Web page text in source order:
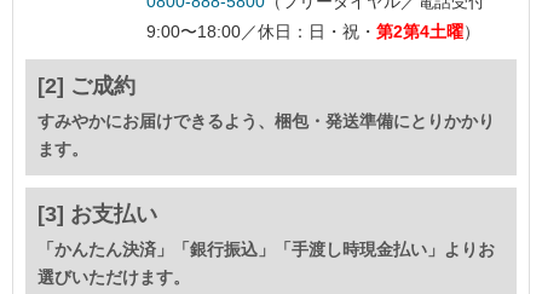
9:00〜18:00／休日：日・祝・ 第2第4土曜）
[2] ご成約
すみやかにお届けできるよう、梱包・発送準備にとりかかり
ます。
[3] お支払い
「かんたん決済」「銀行振込」「手渡し時現金払い」よりお
選びいただけます。